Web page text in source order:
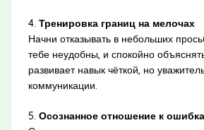
4. Тренировка границ на мелочах
Начни отказывать в небольших
тебе неудобны, и спокойно
развивает навык чёткой, но
коммуникации.
5. Осознанное отношение к